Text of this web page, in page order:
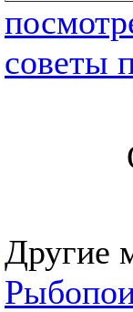
советы
Другие